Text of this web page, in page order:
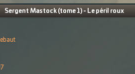
Sergent Mastock (tome 1) - Le péril roux